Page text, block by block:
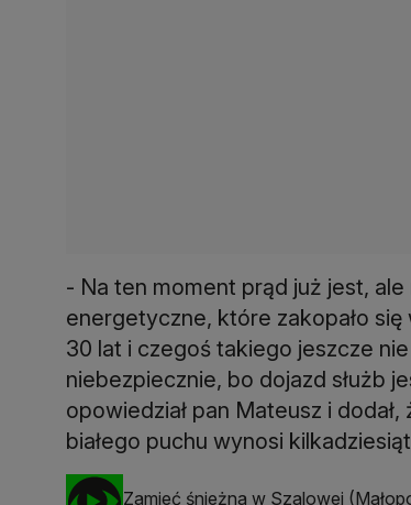
- Na ten moment prąd już jest,
energetyczne, które zakopało
30 lat i czegoś takiego jeszcze
niebezpiecznie, bo dojazd służb
opowiedział pan Mateusz i
białego puchu wynosi
Zamieć śnieżna w Szalowej